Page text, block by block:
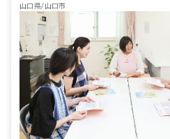
山口県/山口市